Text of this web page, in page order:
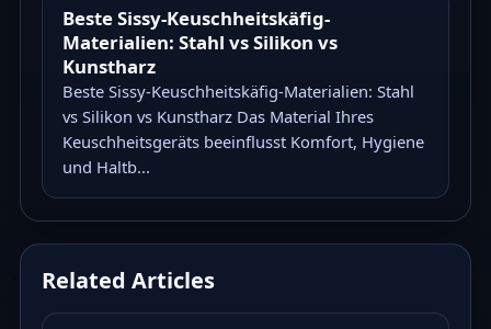
Beste Sissy-Keuschheitskäfig-
Materialien: Stahl vs Silikon vs
Kunstharz
Beste Sissy-Keuschheitskäfig-Materialien: Stahl
vs Silikon vs Kunstharz Das Material Ihres
Keuschheitsgeräts beeinflusst Komfort, Hygiene
und Haltb...
Related Articles